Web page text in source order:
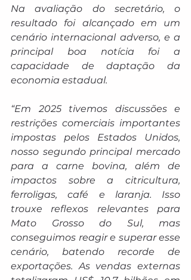
Na avaliação do secretário, o
resultado foi alcançado em um
cenário internacional adverso, e a
principal boa notícia foi a
capacidade de daptação da
economia estadual.
“Em 2025 tivemos discussões e
restrições comerciais importantes
impostas pelos Estados Unidos,
nosso segundo principal mercado
para a carne bovina, além de
impactos sobre a citricultura,
ferroligas, café e laranja. Isso
trouxe reflexos relevantes para
Mato Grosso do Sul, mas
conseguimos reagir e superar esse
cenário, batendo recorde de
exportações. As vendas externas